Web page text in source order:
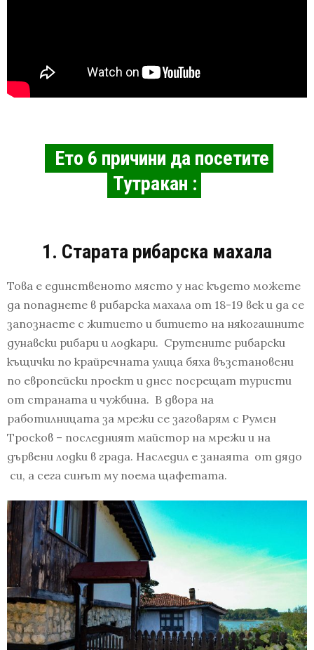
Ето 6 причини да посетите
Тутракан :
1. Старата рибарска махала
Това е единственото място у нас където можете
да попаднете в рибарска махала от 18-19 век и да се
запознаете с житието и битието на някогашните
дунавски рибари и лодкари. Срутените рибарски
къщички по крайречната улица бяха възстановени
по европейски проект и днес посрещат туристи
от страната и чужбина. В двора на
работилницата за мрежи се заговарям с Румен
Тросков – последният майстор на мрежи и на
дървени лодки в града. Наследил е занаята от дядо
си, а сега синът му поема щафетата.